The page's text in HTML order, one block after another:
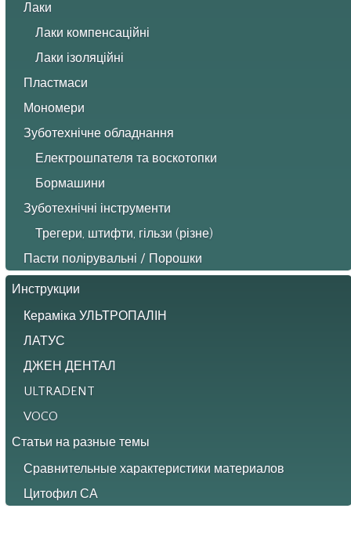
Лаки
Лаки компенсаційні
Лаки ізоляційні
Пластмаси
Мономери
Зуботехнічне обладнання
Електрошпателя та воскотопки
Бормашини
Зуботехнічні інструменти
Трегери, штифти, гільзи (різне)
Пасти полірувальні / Порошки
Инструкции
Кераміка УЛЬТРОПАЛІН
ЛАТУС
ДЖЕН ДЕНТАЛ
ULTRADENT
VOCO
Статьи на разные темы
Сравнительные характеристики материалов
Цитофил СА